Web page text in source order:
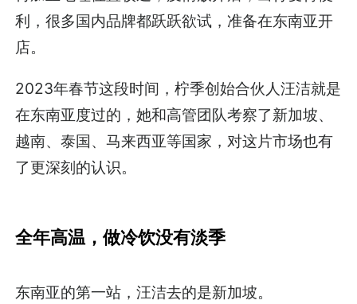
利，很多国内品牌都跃跃欲试，准备在东南亚开
店。
2023年春节这段时间，柠季创始合伙人汪洁就是
在东南亚度过的，她和高管团队考察了新加坡、
越南、泰国、马来西亚等国家，对这片市场也有
了更深刻的认识。
全年高温，做冷饮没有淡季
东南亚的第一站，汪洁去的是新加坡。